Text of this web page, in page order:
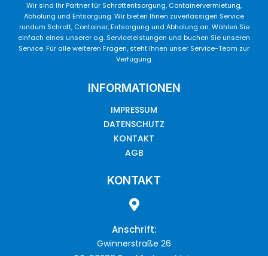
Wir sind Ihr Partner für Schrottentsorgung, Containervermietung,
Abholung und Entsorgung. Wir bieten Ihnen zuverlässigen Service
rundum Schrott, Container, Entsorgung und Abholung an. Wählen Sie
einfach eines unserer o.g. Serviceleistungen und buchen Sie unseren
Service. Für alle weiteren Fragen, steht Ihnen unser Service-Team zur
Verfügung.
INFORMATIONEN
IMPRESSUM
DATENSCHUTZ
KONTAKT
AGB
KONTAKT
Anschrift:
Gwinnerstraße 26